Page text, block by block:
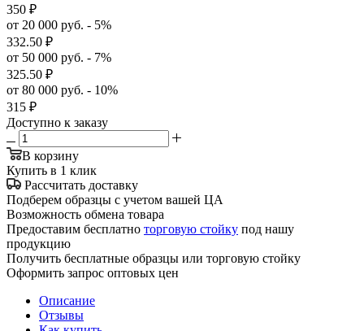
350 ₽
от 20 000 руб. - 5%
332.50 ₽
от 50 000 руб. - 7%
325.50 ₽
от 80 000 руб. - 10%
315 ₽
Доступно к заказу
В корзину
Купить в 1 клик
Рассчитать доставку
Подберем образцы с учетом вашей ЦА
Возможность обмена товара
Предоставим бесплатно торговую стойку под нашу
продукцию
Получить бесплатные образцы или торговую стойку
Оформить запрос оптовых цен
Описание
Отзывы